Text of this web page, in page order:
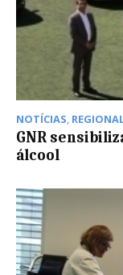
NOTÍCIAS,
GNR
álcool